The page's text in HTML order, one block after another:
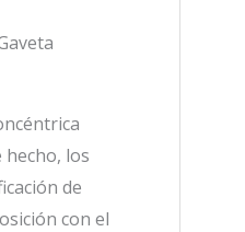
los
de
con el